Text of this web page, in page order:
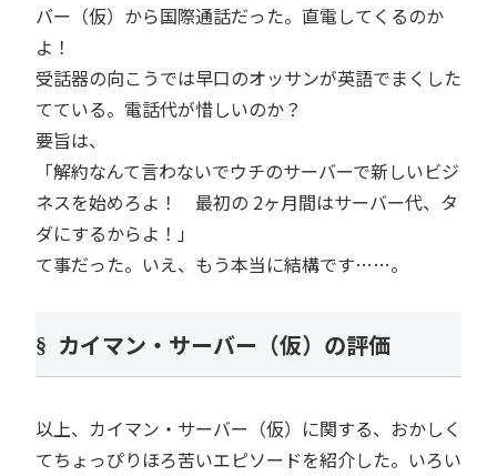
バー（仮）から国際通話だった。直電してくるのか
よ！
受話器の向こうでは早口のオッサンが英語でまくした
てている。電話代が惜しいのか？
要旨は、
「解約なんて言わないでウチのサーバーで新しいビジ
ネスを始めろよ！ 最初の 2ヶ月間はサーバー代、タ
ダにするからよ！」
て事だった。いえ、もう本当に結構です……。
カイマン・サーバー（仮）の評価
以上、カイマン・サーバー（仮）に関する、おかしく
てちょっぴりほろ苦いエピソードを紹介した。いろい